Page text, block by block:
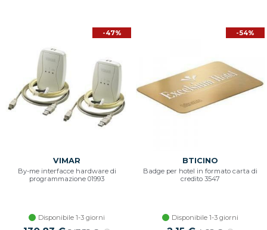
-47%
VIMAR
By-me interfacce hardware di
programmazione 01993
Disponibile 1-3 giorni
-54%
BTICINO
Badge per hotel in formato carta di
credito 3547
Disponibile 1-3 giorni